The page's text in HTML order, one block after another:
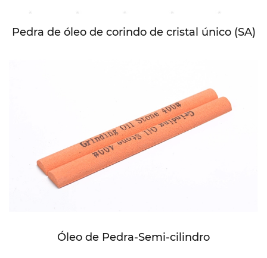
Pedra de óleo de corindo de cristal único (SA)
Óleo de Pedra-Semi-cilindro